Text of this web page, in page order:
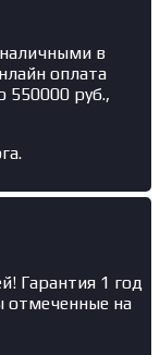
в
оплата
550000 руб.,
! Гарантия 1 год
отмеченные на